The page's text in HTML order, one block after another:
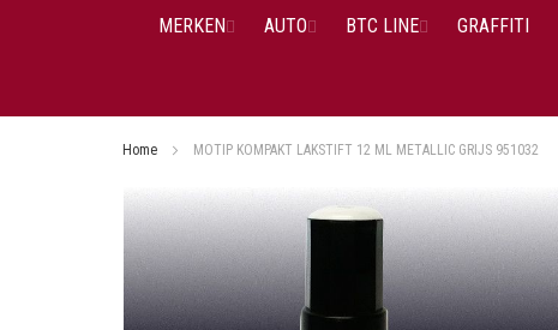
MERKEN AUTO BTC LINE GRAFFITI
Home MOTIP KOMPAKT LAKSTIFT 12 ML METALLIC GRIJS 951032
Ga
naar
het
einde
van